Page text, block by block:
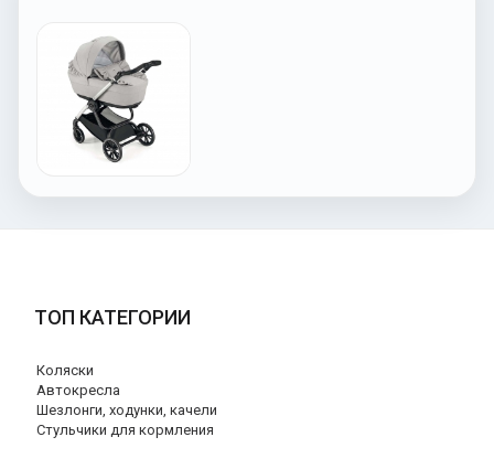
ТОП КАТЕГОРИИ
Коляски
Автокресла
Шезлонги, ходунки, качели
Стульчики для кормления